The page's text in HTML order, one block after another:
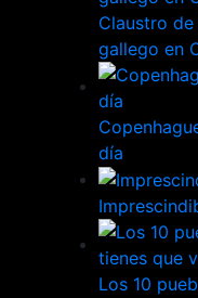
Claustro
gallego en
día
Los 10